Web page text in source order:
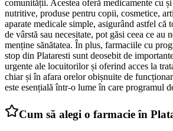
comunității. Acestea oferă medicamente cu
nutritive, produse pentru copii, cosmetice,
aparate medicale simple, asigurând astfel că
de vârstă sau necesitate, pot găsi ceea ce au
menține sănătatea. În plus, farmaciile cu
stop din Plataresti sunt deosebit de
urgente ale locuitorilor și oferind acces la
chiar și în afara orelor obișnuite de
este esențială într-o lume în care programul
Cum să alegi o farmacie în